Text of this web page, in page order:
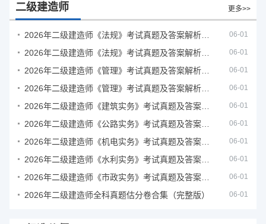
二级建造师 更多>>
06-01
06-01
06-01
06-01
06-01
06-01
06-01
06-01
06-01
2026年二级建造师全科真题估分卷合集（完整版） 06-01